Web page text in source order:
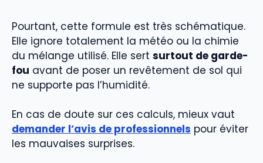
Pourtant, cette formule est très schématique.
Elle ignore totalement la météo ou la chimie
du mélange utilisé. Elle sert surtout de garde-
fou avant de poser un revêtement de sol qui
ne supporte pas l’humidité.
En cas de doute sur ces calculs, mieux vaut
demander l’avis de professionnels pour éviter
les mauvaises surprises.